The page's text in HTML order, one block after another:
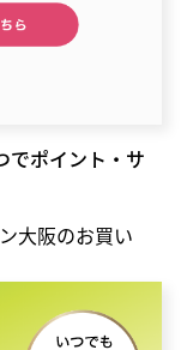
でポイント・サ
大阪のお買い